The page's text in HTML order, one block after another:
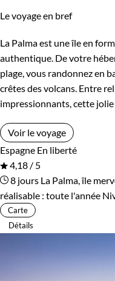
Le voyage en bref
La Palma est une île en
authentique. De votre
plage, vous randonnez en
crêtes des volcans. Entre
impressionnants, cette
Voir le voyage
Espagne En liberté
4,18 / 5
8 jours La Palma, île
réalisable : toute l'année
Carte
Détails